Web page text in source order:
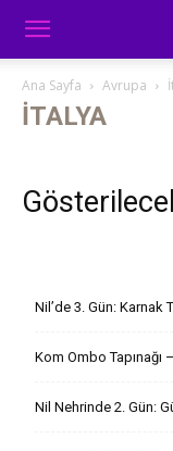
Ana Sayfa Avrupa
İTALYA
Nil’de 3. Gün: Karnak
Kom Ombo Tapınağı
Nil Nehrinde 2. Gün: